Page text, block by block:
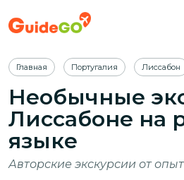
Главная Португалия Лиссабон
Необычные
Лиссабоне на
языке
Авторские экскурсии от